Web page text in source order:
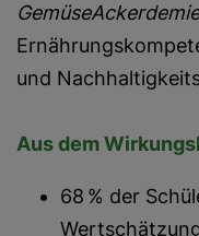
GemüseAckerdemie
und
Aus dem
68 % der